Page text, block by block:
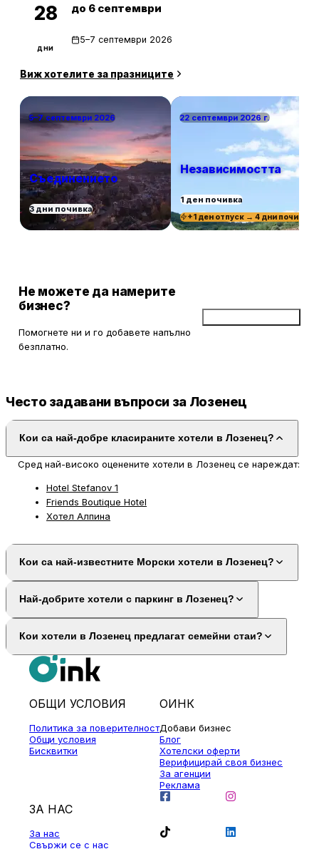
28
дни
до 6 септември
5–7 септември 2026
Виж хотелите за празниците
5–7 септември 2026
Съединението
3 дни почивка
22 септември 2026 г.
Независимостта
1 ден почивка
+1 ден отпуск → 4 дни почивка
Не можете да намерите
бизнес?
Помогнете ни и го добавете напълно
безплатно.
Често задавани въпроси за Лозенец
Кои са най-добре класираните хотели в Лозенец?
Сред най-високо оценените хотели в Лозенец се нареждат:
Hotel Stefanov 1
Friends Boutique Hotel
Хотел Алпина
Кои са най-известните Морски хотели в Лозенец?
Най-добрите хотели с паркинг в Лозенец?
Кои хотели в Лозенец предлагат семейни стаи?
ОБЩИ УСЛОВИЯ
Политика за поверителност
Общи условия
Бисквитки
ОИНК
Добави бизнес
Блог
Хотелски оферти
Верифицирай своя бизнес
За агенции
Реклама
ЗА НАС
За нас
Свържи се с нас